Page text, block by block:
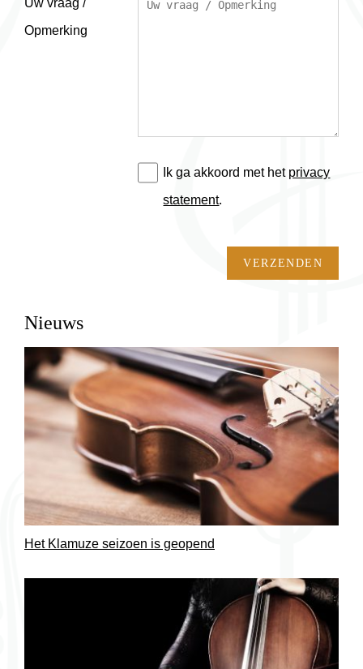
Opmerking
Ik ga akkoord met het privacy
statement.
Nieuws
Het Klamuze seizoen is geopend